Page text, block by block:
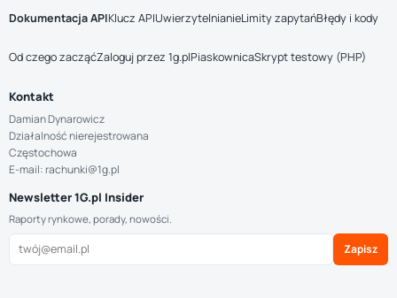
Dokumentacja APIKlucz APIUwierzytelnianieLimity zapytańBłędy i kody
Od czego zacząćZaloguj przez 1g.plPiaskownicaSkrypt testowy (PHP)
Kontakt
Damian Dynarowicz
Działalność nierejestrowana
Częstochowa
E-mail: rachunki@1g.pl
Newsletter 1G.pl Insider
Raporty rynkowe, porady, nowości.
Zapisz